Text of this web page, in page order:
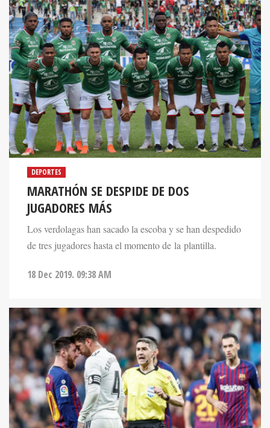
DEPORTES
MARATHÓN SE DESPIDE DE DOS
JUGADORES MÁS
Los verdolagas han sacado la escoba y se han despedido
de tres jugadores hasta el momento de la plantilla.
18 Dec 2019. 09:38 AM